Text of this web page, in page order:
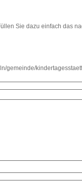
Sie dazu einfach das
gemeinde/